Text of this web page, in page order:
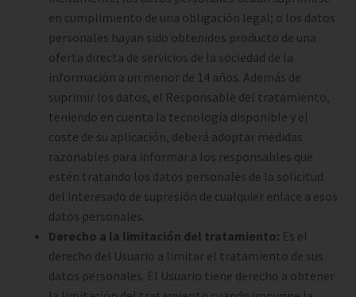
en cumplimiento de una obligación legal; o los datos
personales hayan sido obtenidos producto de una
oferta directa de servicios de la sociedad de la
información a un menor de 14 años. Además de
suprimir los datos, el Responsable del tratamiento,
teniendo en cuenta la tecnología disponible y el
coste de su aplicación, deberá adoptar medidas
razonables para informar a los responsables que
estén tratando los datos personales de la solicitud
del interesado de supresión de cualquier enlace a esos
datos personales.
Derecho a la limitación del tratamiento: Es el
derecho del Usuario a limitar el tratamiento de sus
datos personales. El Usuario tiene derecho a obtener